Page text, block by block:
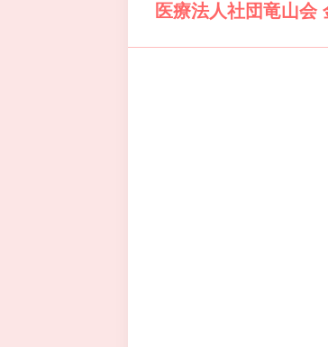
医療法人社団竜山会